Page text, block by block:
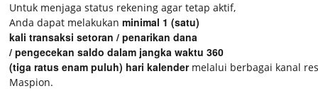
Untuk menjaga status rekening agar tetap aktif,
Anda dapat melakukanminimal 1 (satu)
kali transaksi setoran / penarikan dana
/ pengecekan saldo dalam jangka waktu 360
(tiga ratus enam puluh) hari kalender melalui berbagai kanal
Maspion.